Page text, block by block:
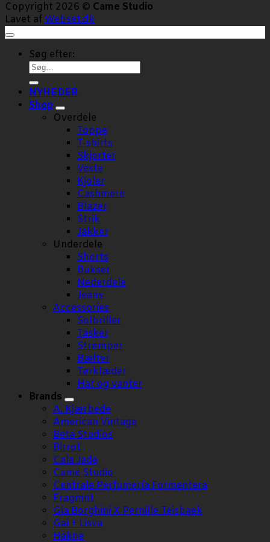
Copyright 2026 © Came Studio
Lavet af Webset.dk
Søg efter:
NYHEDER
Shop
Overdele
Toppe
T-shirts
Skjorter
Veste
Kjoler
Cashmere
Blazer
Strik
Jakker
Underdele
Shorts
Bukser
Nederdele
Jeans
Accessories
Solbriller
Tasker
Strømper
Bælter
Tørklæder
Hat og vanter
Brands
A. Kjærbede
American Vintage
Beta Studios
Birrot
Cala Jade
Came Studio
Centrale Perfumería Formentera
Fragmnt
Gia Borghini X Pernille Teisbaek
Gai + Lisva
Hakne